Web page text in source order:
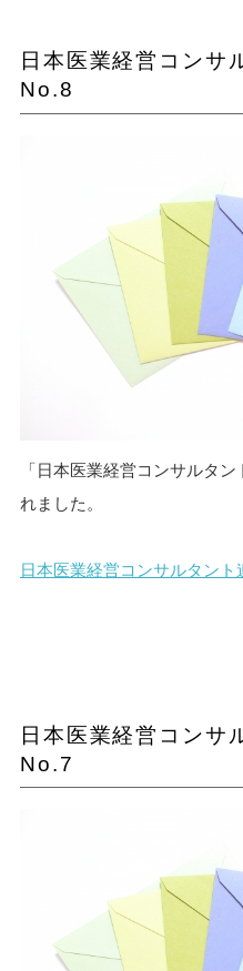
日本医業経営コンサ
No.8
「日本医業経営コンサルタ
れました。
日本医業経営コンサルタント
日本医業経営コンサ
No.7